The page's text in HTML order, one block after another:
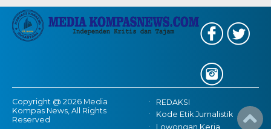
Copyright @ 2026 Media
Kompas News, All Rights
Reserved
REDAKSI
Kode Etik Jurnalistik
Lowongan Kerja